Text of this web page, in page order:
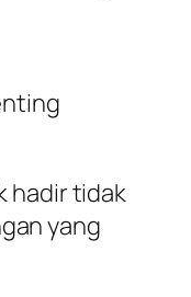
hadir tidak
yang